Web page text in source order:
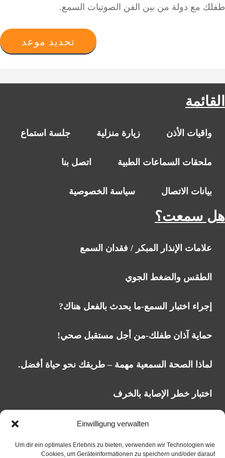
Einwilligung verwalten
Um dir ein optimales Erlebnis zu bieten, verwenden wir Technologien wie
Cookies, um Geräteinformationen zu speichern und/oder darauf
طفلك مع دولة من بين الفن الصوتيات السمع.
تحديد موعد
القائمة
واقيات الأذن زيارة منزلية جلسة استماع
ملحقات السماعات الطبية اتصل بنا
بيانات الاتصال سياسة الخصوصية
هل سمعت؟
علامات الإنذار المبكر / فقدان السمع
الطقس والضغط الجوي
إجراء اختبار السمع-ما يحدث بالفعل هناك?
حماية آذان طفلك-من أجل مستقبل صحي!
لماذا الصحة السمعية مهمة – طريقك نحو حياة أفضل.
اختبار خطر الإصابة بالخرف